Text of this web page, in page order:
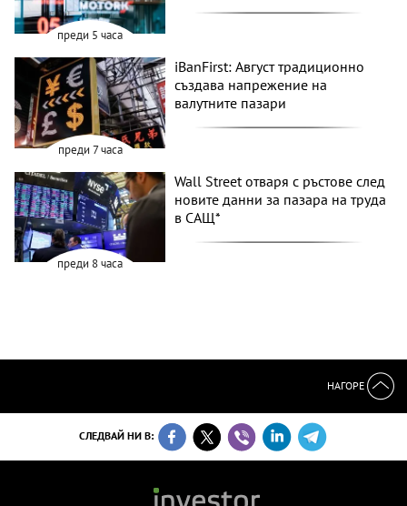
преди 5 часа
преди 7 часа
iBanFirst: Август традиционно
създава напрежение на
валутните пазари
преди 8 часа
Wall Street отваря с ръстове след
новите данни за пазара на труда
в САЩ*
НАГОРЕ
СЛЕДВАЙ НИ В: